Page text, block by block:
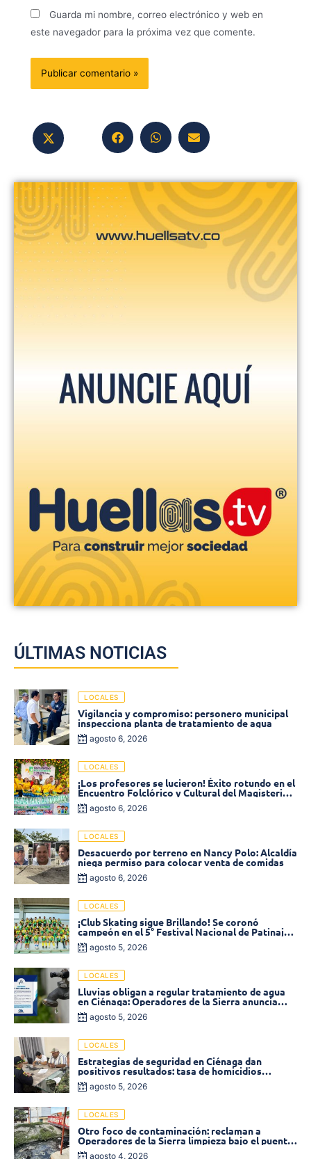
Guarda mi nombre, correo electrónico y web en
este navegador para la próxima vez que comente.
ÚLTIMAS NOTICIAS
LOCALES
Vigilancia y compromiso: personero municipal
inspecciona planta de tratamiento de agua
agosto 6, 2026
LOCALES
¡Los profesores se lucieron! Éxito rotundo en el
Encuentro Folclórico y Cultural del Magisterio
2026 en Ciénaga
agosto 6, 2026
LOCALES
Desacuerdo por terreno en Nancy Polo: Alcaldía
niega permiso para colocar venta de comidas
agosto 6, 2026
LOCALES
¡Club Skating sigue Brillando! Se coronó
campeón en el 5° Festival Nacional de Patinaje
«Soledad sobre Ruedas»
agosto 5, 2026
LOCALES
Lluvias obligan a regular tratamiento de agua
en Ciénaga: Operadores de la Sierra anuncia
baja presión en varios sectores
agosto 5, 2026
LOCALES
Estrategias de seguridad en Ciénaga dan
positivos resultados: tasa de homicidios
disminuyó un 58% en 2026
agosto 5, 2026
LOCALES
Otro foco de contaminación: reclaman a
Operadores de la Sierra limpieza bajo el puente
de la calle 19 con carrera 11
agosto 4, 2026